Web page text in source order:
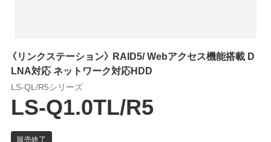
〈リンクステーション〉 RAID5/ Webアクセス機能搭載 D
LNA対応 ネットワーク対応HDD
LS-QL/R5シリーズ
LS-Q1.0TL/R5